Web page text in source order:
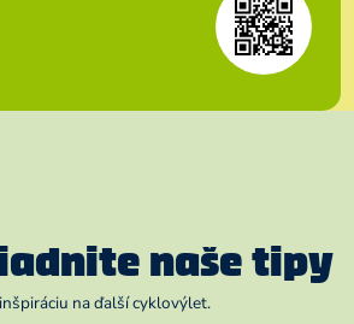
naše tipy
na ďalší cyklovýlet.